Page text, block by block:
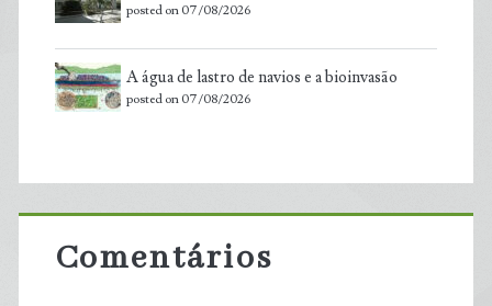
posted on 07/08/2026
A água de lastro de navios e a bioinvasão
posted on 07/08/2026
Comentários